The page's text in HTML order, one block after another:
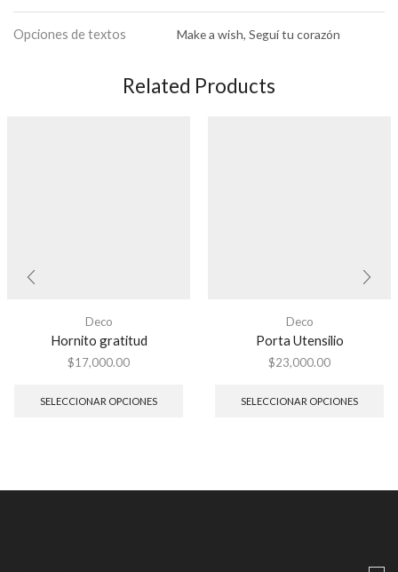
Opciones de textos Make a wish, Seguí tu corazón
Related Products
Deco
Hornito gratitud
$17,000.00
SELECCIONAR OPCIONES
Deco
Porta Utensilio
$23,000.00
SELECCIONAR OPCIONES